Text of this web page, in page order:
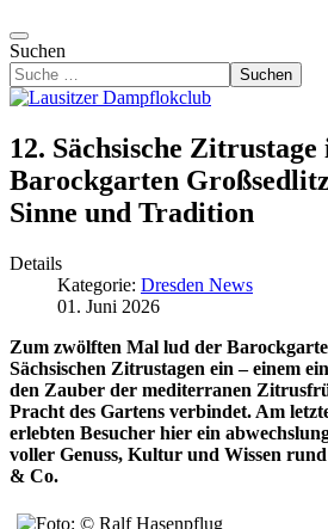
Suchen
Suchen
12. Sächsische Zitrustage
Barockgarten
Sinne und Tradition
Details
Kategorie: Dresden News
01. Juni 2026
Zum zwölften Mal lud der
Sächsischen Zitrustagen ein – einem
den Zauber der mediterranen
Pracht des Gartens verbindet. Am
erlebten Besucher hier ein
voller Genuss, Kultur und Wissen
& Co.